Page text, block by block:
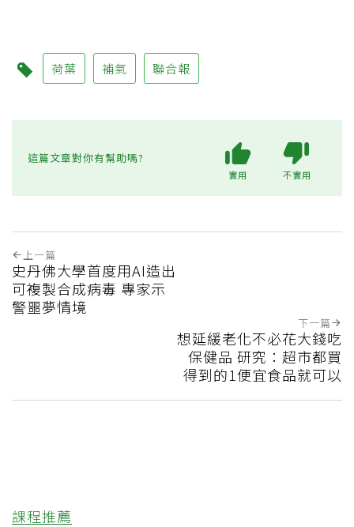
荷葉 補氣 聯合報
這篇文章對你有幫助嗎?
實用 不實用
上一篇
史丹佛大學首度用AI造出
可複製合成病毒 專家示
警噩夢情境
下一篇
想延緩老化不必花大錢吃
保健品 研究：超市都買
得到的1便宜食品就可以
課程推薦